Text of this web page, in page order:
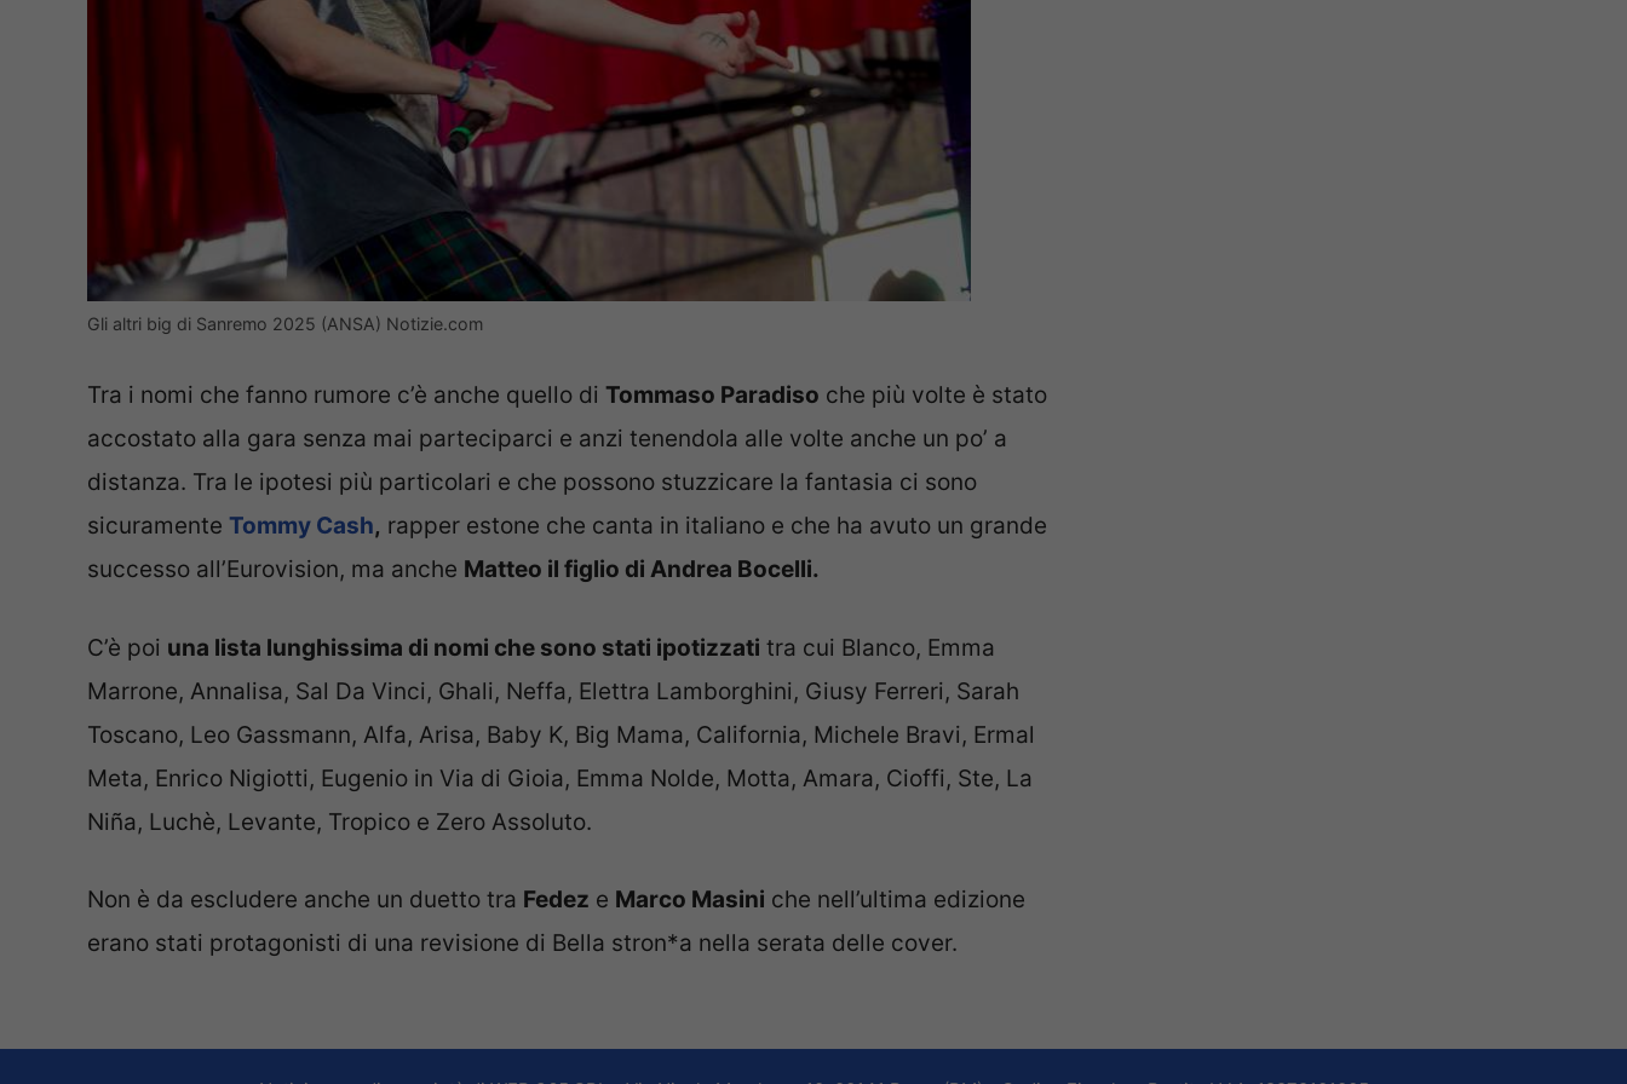
Gli altri big di Sanremo 2025 (ANSA) Notizie.com
Tra i nomi che fanno rumore c’è anche quello di Tommaso Paradiso che più volte è stato
accostato alla gara senza mai parteciparci e anzi tenendola alle volte anche un po’ a
distanza. Tra le ipotesi più particolari e che possono stuzzicare la fantasia ci sono
sicuramente Tommy Cash, rapper estone che canta in italiano e che ha avuto un grande
successo all’Eurovision, ma anche Matteo il figlio di Andrea Bocelli.
C’è poi una lista lunghissima di nomi che sono stati ipotizzati tra cui Blanco, Emma
Marrone, Annalisa, Sal Da Vinci, Ghali, Neffa, Elettra Lamborghini, Giusy Ferreri, Sarah
Toscano, Leo Gassmann, Alfa, Arisa, Baby K, Big Mama, California, Michele Bravi, Ermal
Meta, Enrico Nigiotti, Eugenio in Via di Gioia, Emma Nolde, Motta, Amara, Cioffi, Ste, La
Niña, Luchè, Levante, Tropico e Zero Assoluto.
Non è da escludere anche un duetto tra Fedez e Marco Masini che nell’ultima edizione
erano stati protagonisti di una revisione di Bella stron*a nella serata delle cover.